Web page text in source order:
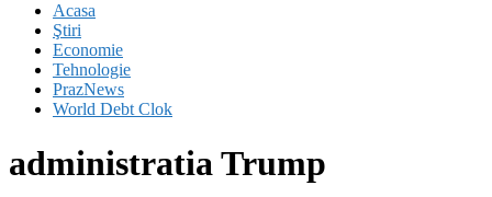
Acasa
Ştiri
Economie
Tehnologie
PrazNews
World Debt Clok
administratia Trump